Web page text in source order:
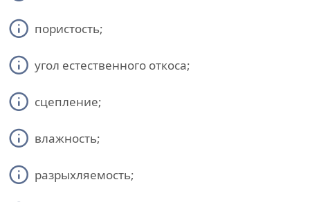
пористость;
угол естественного откоса;
сцепление;
влажность;
разрыхляемость;